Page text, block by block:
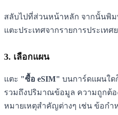
สลับไปที่ส่วนหน้าหลัก จากนั้นพิ
แตะประเทศจากรายการประเทศ
3. เลือกแผน
แตะ "ซื้อ eSIM" บนการ์ดแผนใด
รวมถึงปริมาณข้อมูล ความถูกต้อ
หมายเหตุสำคัญต่างๆ เช่น ข้อกำ